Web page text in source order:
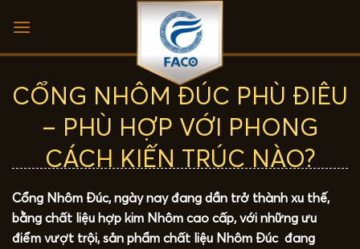
content
CỔNG NHÔM ĐÚC PHÙ ĐIÊU
– PHÙ HỢP VỚI PHONG
CÁCH KIẾN TRÚC NÀO?
Cổng Nhôm Đúc, ngày nay đang dần trở thành xu thế,
bằng chất liệu hợp kim Nhôm cao cấp, với những ưu
điểm vượt trội, sản phẩm chất liệu Nhôm Đúc đang